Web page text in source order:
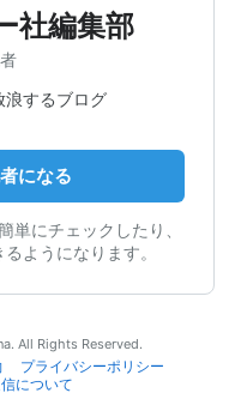
社編集部
浪するブログ
になる
単にチェックしたり、
ようになります。
All Rights Reserved.
プライバシーポリシー
について